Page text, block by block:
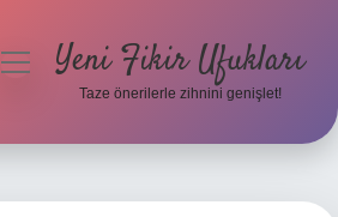
menüyüYeni Fikir Ufukları
Taze önerilerle zihnini genişlet!